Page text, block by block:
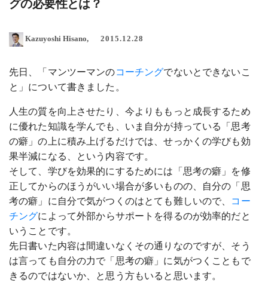
グの必要性とは？
Kazuyoshi Hisano 2015.12.28
先日、「マンツーマンのコーチングでないとできないこ
と」について書きました。
人生の質を向上させたり、今よりももっと成長するため
に優れた知識を学んでも、いま自分が持っている「思考
の癖」の上に積み上げるだけでは、せっかくの学びも効
果半減になる、という内容です。
そして、学びを効果的にするためには「思考の癖」を修
正してからのほうがいい場合が多いものの、自分の「思
考の癖」に自分で気がつくのはとても難しいので、 コー
チングによって外部からサポートを得るのが効率的だと
いうことです。
先日書いた内容は間違いなくその通りなのですが、そう
は言っても自分の力で「思考の癖」に気がつくこともで
きるのではないか、と思う方もいると思います。